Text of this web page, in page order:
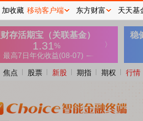
焦点 股票 新股 期指 期权 行情
加收藏 移动客户端 东方财富 天天基